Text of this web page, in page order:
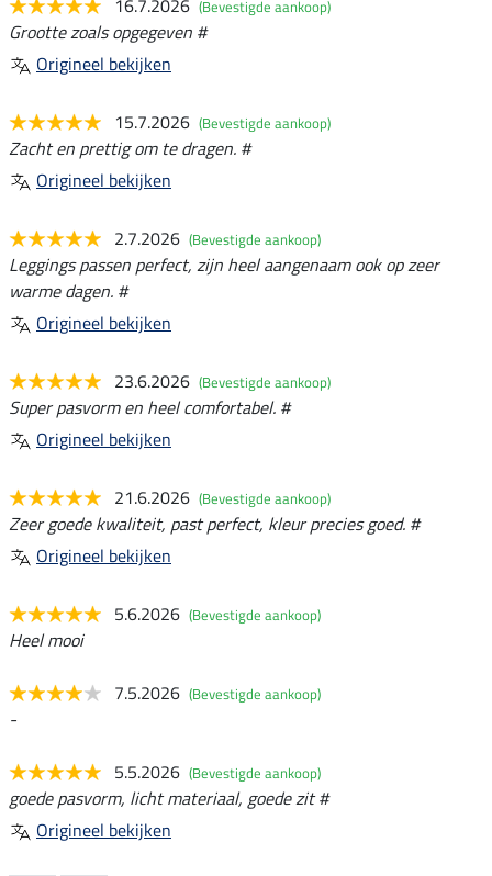
(Bevestigde aankoop)
Grootte zoals opgegeven #
Origineel bekijken
15.7.2026 (Bevestigde aankoop)
Zacht en prettig om te dragen. #
Origineel bekijken
2.7.2026 (Bevestigde aankoop)
Leggings passen perfect, zijn heel aangenaam ook op zeer
warme dagen. #
Origineel bekijken
23.6.2026 (Bevestigde aankoop)
Super pasvorm en heel comfortabel. #
Origineel bekijken
21.6.2026 (Bevestigde aankoop)
Zeer goede kwaliteit, past perfect, kleur precies goed. #
Origineel bekijken
5.6.2026 (Bevestigde aankoop)
Heel mooi
7.5.2026 (Bevestigde aankoop)
-
5.5.2026 (Bevestigde aankoop)
goede pasvorm, licht materiaal, goede zit #
Origineel bekijken